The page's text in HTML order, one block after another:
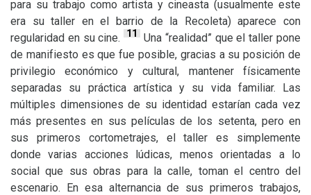
para su trabajo como artista y cineasta (usualmente este
era su taller en el barrio de la Recoleta) aparece con
regularidad en su cine. 11
Una “realidad” que el taller pone
de manifiesto es que fue posible, gracias a su posición de
privilegio económico y cultural, mantener físicamente
separadas su práctica artística y su vida familiar. Las
múltiples dimensiones de su identidad estarían cada vez
más presentes en sus películas de los setenta, pero en
sus primeros cortometrajes, el taller es simplemente
donde varias acciones lúdicas, menos orientadas a lo
social que sus obras para la calle, toman el centro del
escenario. En esa alternancia de sus primeros trabajos,